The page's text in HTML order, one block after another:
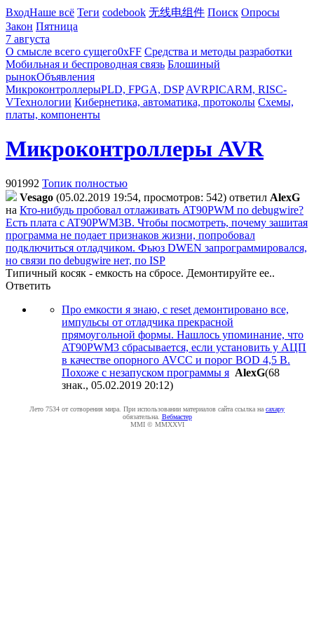
ВходНаше всё Теги codebook 无线电组件 Поиск Опросы
Закон Пятница
7 августа
О смысле всего сущего0xFF Средства и методы разработки
Мобильная и беспроводная связь Блошиный
рынокОбъявления
МикроконтроллерыPLD, FPGA, DSP AVRPICARM, RISC-
VТехнологии Кибернетика, автоматика, протоколы Схемы,
платы, компоненты
Микроконтроллеры AVR
901992 Топик полностью
Vesago (05.02.2019 19:54, просмотров: 542) ответил AlexG
на Кто-нибудь пробовал отлаживать AT90PWM по debugwire?
Есть плата c AT90PWM3B. Чтобы посмотреть, почему зашитая
программа не подает признаков жизни, попробовал
подключиться отладчиком. Фьюз DWEN запрограммировался,
но связи по debugwire нет, по ISP
Типичный косяк - емкость на сбросе. Демонтируйте ее..
Ответить
Про емкости я знаю, с reset демонтировано все,
импульсы от отладчика прекрасной
прямоугольной формы. Нашлось упоминание, что
AT90PWM3 сбрасывается, если установить у АЦП
в качестве опорного AVCC и порог BOD 4,5 В.
Похоже с незапуском программы я AlexG(68
знак., 05.02.2019 20:12)
Лето 7534 от сотворения мира. При использовании материалов сайта ссылка на caxapу
обязательна. Вебмастер
MMI © MMXXVI